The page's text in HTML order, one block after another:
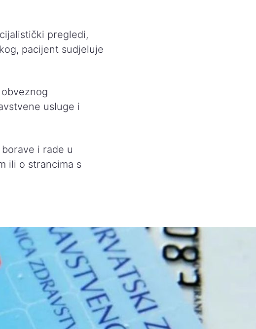
pregledi,
pacijent sudjeluje
usluge i
i rade u
ili o strancima s